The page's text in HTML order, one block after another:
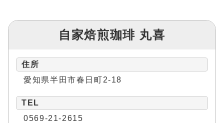
自家焙煎珈琲 丸喜
住所
愛知県半田市春日町2-18
TEL
0569-21-2615